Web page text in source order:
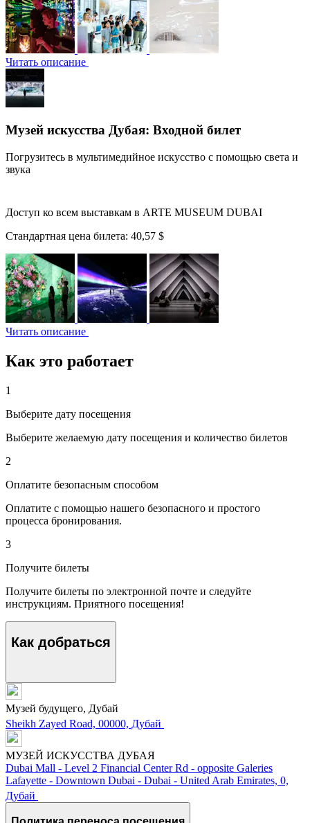
Читать описание
Музей искусства Дубая: Входной билет
Погрузитесь в мультимедийное искусство с помощью света и
звука
Доступ ко всем выставкам в ARTE MUSEUM DUBAI
Стандартная цена билета: 40,57 $
Читать описание
Как это работает
1
Выберите дату посещения
Выберите желаемую дату посещения и количество билетов
2
Оплатите безопасным способом
Оплатите с помощью нашего безопасного и простого
процесса бронирования.
3
Получите билеты
Получите билеты по электронной почте и следуйте
инструкциям. Приятного посещения!
Как добраться
Музей будущего, Дубай
Sheikh Zayed Road, 00000, Дубай
МУЗЕЙ ИСКУССТВА ДУБАЯ
Dubai Mall - Level 2 Financial Center Rd - opposite Galeries
Lafayette - Downtown Dubai - Dubai - United Arab Emirates, 0,
Дубай